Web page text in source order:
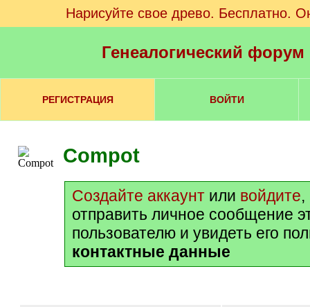
Нарисуйте свое древо. Бесплатно.
Генеалогический
РЕГИСТРАЦИЯ ВОЙТИ
Compot
Создайте аккаунт или войдите,
отправить личное сообщение
пользователю и увидеть его
контактные данные